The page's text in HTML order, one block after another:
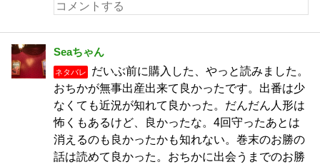
Seaちゃん
ネタバレ
だいぶ前に購入した、やっと読みました。
おちかが無事出産出来て良かったです。出番は少
なくても近況が知れて良かった。だんだん人形は
怖くもあるけど、良かったな。4回守ったあとは
消えるのも良かったかも知れない。巻末のお勝の
話は読めて良かった。おちかに出会うまでのお勝